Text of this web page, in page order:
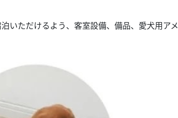
いただけるよう、客室設備、備品、愛犬用アメ
す。